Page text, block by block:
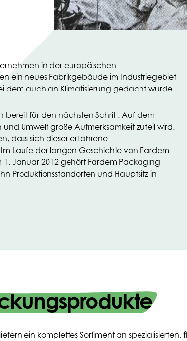
in der europäischen
ein neues Fabrikgebäude im Industriegebiet
dem auch an Klimatisierung gedacht wurde.
bereit für den nächsten Schritt: Auf dem
Umwelt große Aufmerksamkeit zuteil wird.
dass sich dieser erfahrene
Laufe der langen Geschichte von Fardem
Januar 2012 gehört Fardem Packaging
Produktionsstandorten und Hauptsitz in
ein komplettes Sortiment an